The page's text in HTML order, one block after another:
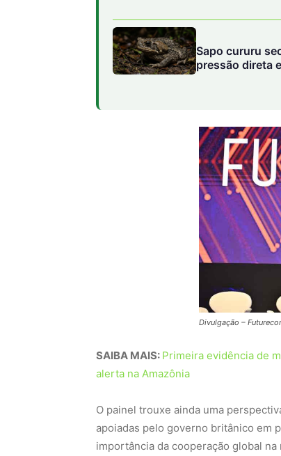
Sapo cururu
pressão direta
Divulgação –
SAIBA MAIS: Primeira evidência de
alerta na Amazônia
O painel trouxe ainda uma
apoiadas pelo governo britânico em
importância da cooperação global